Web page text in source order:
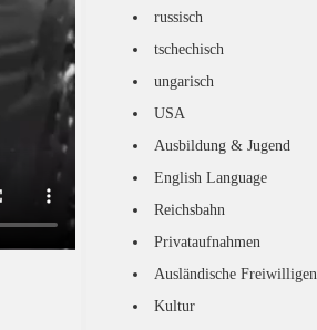
russisch
tschechisch
ungarisch
USA
Ausbildung & Jugend
English Language
Reichsbahn
Privataufnahmen
Ausländische Freiwilligen
Kultur